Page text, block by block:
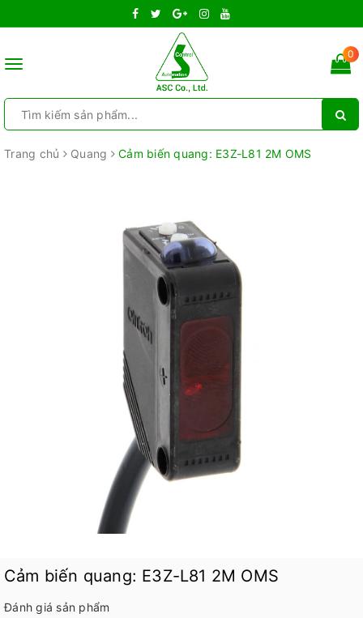
Toggle
0
Trang chủ Quang Cảm biến quang: E3Z-L81 2M OMS
Cảm biến quang: E3Z-L81 2M OMS
Đánh giá sản phẩm